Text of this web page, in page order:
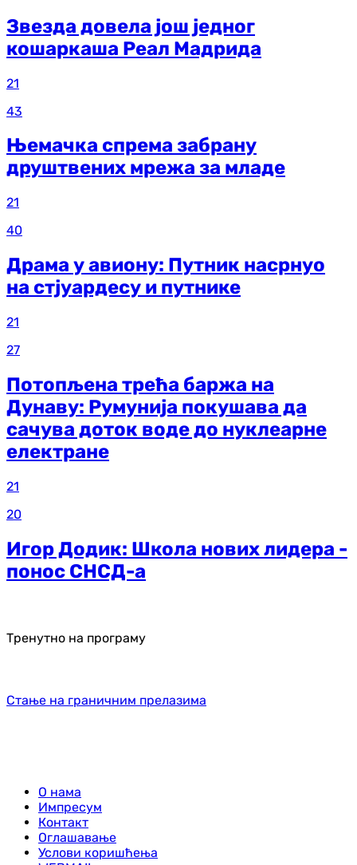
Звезда довела још једног
кошаркаша Реал Мадрида
21
43
Њемачка спрема забрану
друштвених мрежа за младе
21
40
Драма у авиону: Путник насрнуо
на стјуардесу и путнике
21
27
Потопљена трећа баржа на
Дунаву: Румунија покушава да
сачува доток воде до нуклеарне
електране
21
20
Игор Додик: Школа нових лидера -
понос СНСД-а
Тренутно на програму
Стање на граничним прелазима
О нама
Импресум
Контакт
Оглашавање
Услови коришћења